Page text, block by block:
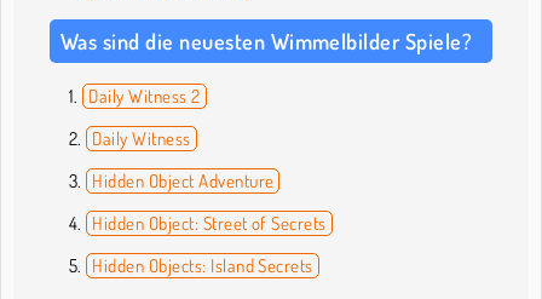
Was sind die neuesten Wimmelbilder Spiele?
Daily Witness 2
Daily Witness
Hidden Object Adventure
Hidden Object: Street of Secrets
Hidden Objects: Island Secrets